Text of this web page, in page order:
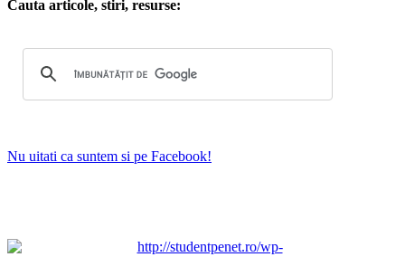
Cauta articole, stiri, resurse:
Nu uitati ca suntem si pe Facebook!